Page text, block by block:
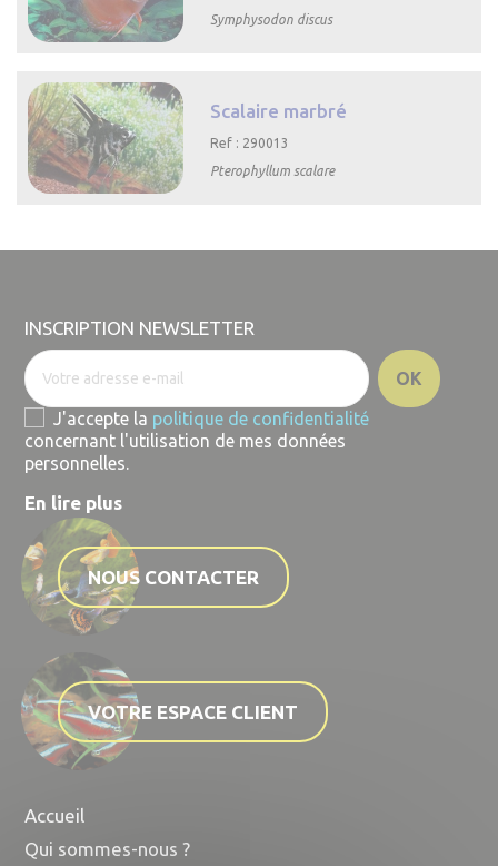
Symphysodon discus
Scalaire marbré
Ref : 290013
Pterophyllum scalare
INSCRIPTION NEWSLETTER
J'accepte la politique de confidentialité
concernant l'utilisation de mes données
personnelles.
En lire plus
NOUS CONTACTER
VOTRE ESPACE CLIENT
Accueil
Qui sommes-nous ?